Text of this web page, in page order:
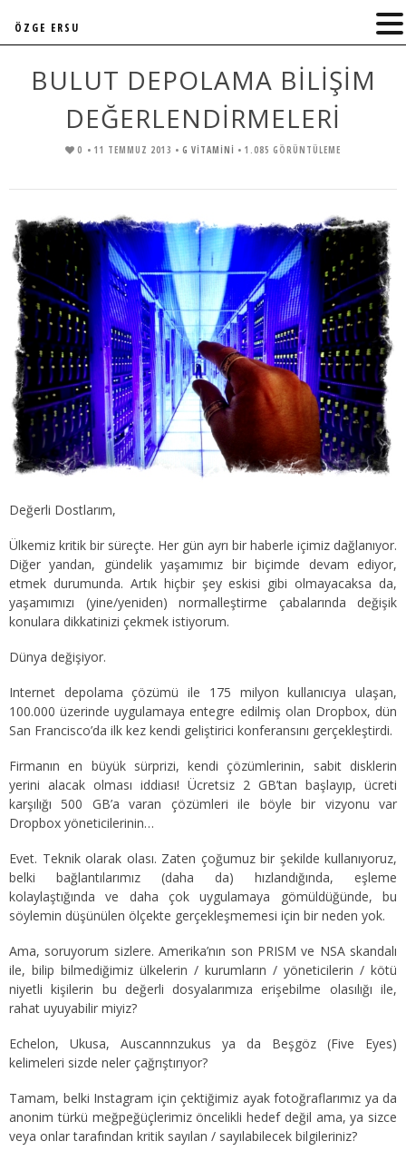
BULUT DEPOLAMA BILIŞIM
DEĞERLENDIRMELERI
0 • 11 TEMMUZ 2013 • G VITAMINI • 1.085 GÖRÜNTÜLEME
Değerli Dostlarım,
Ülkemiz kritik bir süreçte. Her gün ayrı bir haberle içimiz dağlanıyor.
Diğer yandan, gündelik yaşamımız bir biçimde devam ediyor,
etmek durumunda. Artık hiçbir şey eskisi gibi olmayacaksa da,
yaşamımızı (yine/yeniden) normalleştirme çabalarında değişik
konulara dikkatinizi çekmek istiyorum.
Dünya değişiyor.
Internet depolama çözümü ile 175 milyon kullanıcıya ulaşan,
100.000 üzerinde uygulamaya entegre edilmiş olan Dropbox, dün
San Francisco’da ilk kez kendi geliştirici konferansını gerçekleştirdi.
Firmanın en büyük sürprizi, kendi çözümlerinin, sabit disklerin
yerini alacak olması iddiası! Ücretsiz 2 GB’tan başlayıp, ücreti
karşılığı 500 GB’a varan çözümleri ile böyle bir vizyonu var
Dropbox yöneticilerinin…
Evet. Teknik olarak olası. Zaten çoğumuz bir şekilde kullanıyoruz,
belki bağlantılarımız (daha da) hızlandığında, eşleme
kolaylaştığında ve daha çok uygulamaya gömüldüğünde, bu
söylemin düşünülen ölçekte gerçekleşmemesi için bir neden yok.
Ama, soruyorum sizlere. Amerika’nın son PRISM ve NSA skandalı
ile, bilip bilmediğimiz ülkelerin / kurumların / yöneticilerin / kötü
niyetli kişilerin bu değerli dosyalarımıza erişebilme olasılığı ile,
rahat uyuyabilir miyiz?
Echelon, Ukusa, Auscannnzukus ya da Beşgöz (Five Eyes)
kelimeleri sizde neler çağrıştırıyor?
Tamam, belki Instagram için çektiğimiz ayak fotoğraflarımız ya da
anonim türkü meğpeğüçlerimiz öncelikli hedef değil ama, ya sizce
veya onlar tarafından kritik sayılan / sayılabilecek bilgileriniz?
ÖZGE ERSU